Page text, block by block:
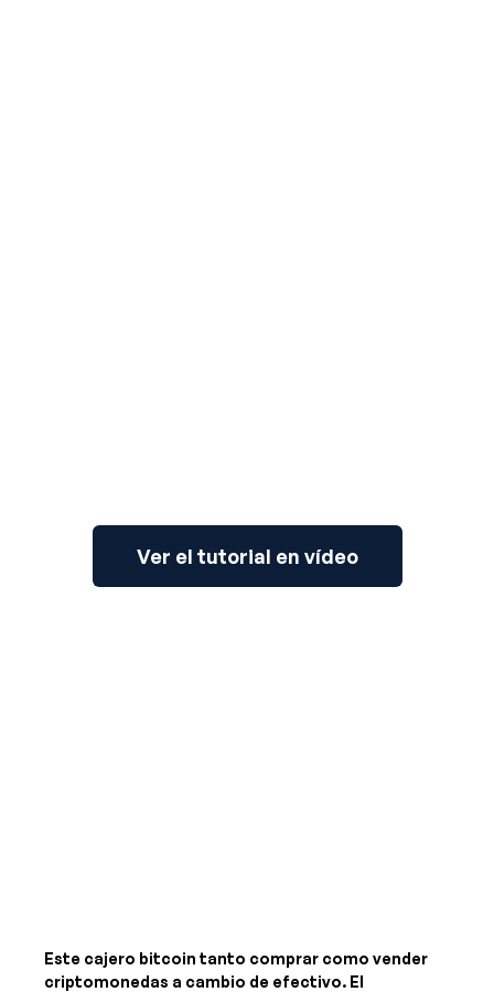
Ver el tutorial en vídeo
Este cajero bitcoin tanto comprar como vender
criptomonedas a cambio de efectivo. El